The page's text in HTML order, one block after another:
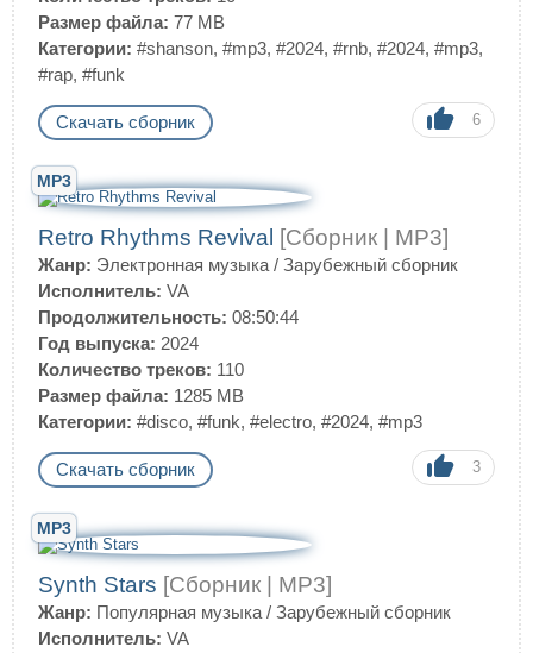
Размер файла: 77 MB
Категории: #shanson, #mp3, #2024, #rnb, #2024, #mp3,
#rap, #funk
Скачать сборник 6
MP3
Retro Rhythms Revival [Сборник | MP3]
Жанр: Электронная музыка / Зарубежный сборник
Исполнитель: VA
Продолжительность: 08:50:44
Год выпуска: 2024
Количество треков: 110
Размер файла: 1285 MB
Категории: #disco, #funk, #electro, #2024, #mp3
Скачать сборник 3
MP3
Synth Stars [Сборник | MP3]
Жанр: Популярная музыка / Зарубежный сборник
Исполнитель: VA